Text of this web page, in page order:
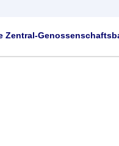
Zentral-